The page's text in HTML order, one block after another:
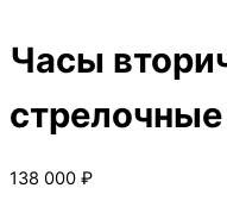
Часы
138 000 ₽